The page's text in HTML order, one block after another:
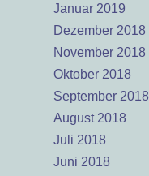
Januar 2019
Dezember 2018
November 2018
Oktober 2018
September 2018
August 2018
Juli 2018
Juni 2018